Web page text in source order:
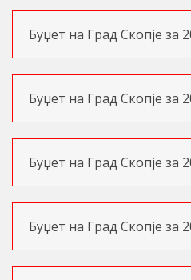
Буџет на Град Скопје за
Буџет на Град Скопје за
Буџет на Град Скопје за
Буџет на Град Скопје за